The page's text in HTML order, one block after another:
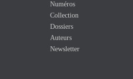
Numéros
Collection
Dossiers
Auteurs
Newsletter